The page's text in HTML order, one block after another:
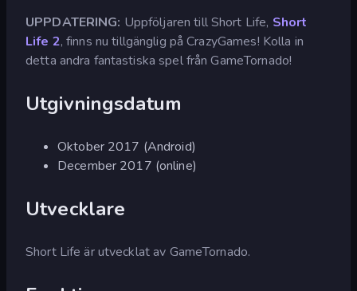
UPPDATERING: Uppföljaren till Short Life, Short
Life 2, finns nu tillgänglig på CrazyGames! Kolla in
detta andra fantastiska spel från GameTornado!
Utgivningsdatum
Oktober 2017 (Android)
December 2017 (online)
Utvecklare
Short Life är utvecklat av GameTornado.